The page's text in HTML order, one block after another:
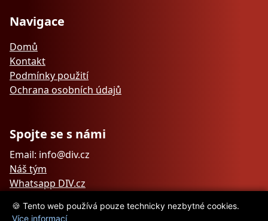
Navigace
Domů
Kontakt
Podmínky použití
Ochrana osobních údajů
Spojte se s námi
Email: info@div.cz
Náš tým
Whatsapp DIV.cz
🍪 Tento web používá pouze technicky nezbytné cookies.
Více informací